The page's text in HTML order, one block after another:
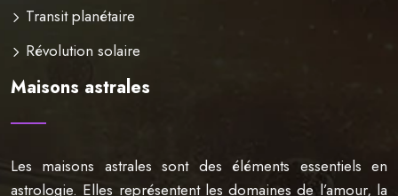
Transit planétaire
Révolution solaire
Maisons astrales
Les maisons astrales sont des éléments essentiels en
astrologie. Elles représentent les domaines de l’amour, la